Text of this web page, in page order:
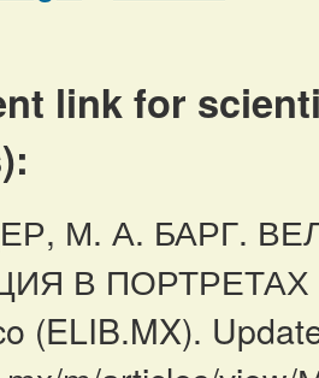
link for
М. А. БАРГ.
В ПОРТРЕТАХ
(ELIB.MX).